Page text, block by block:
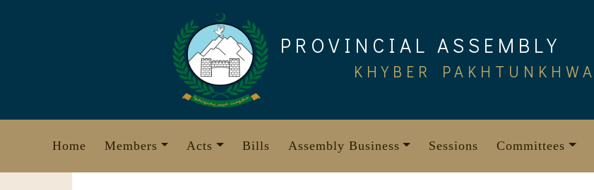
PROVINCIAL ASSEMBLY
KHYBER PAKHTUNKHWA
Home Members Acts Bills Assembly Business Sessions Committees